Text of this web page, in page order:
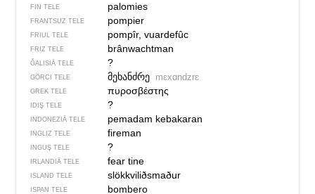
FIN TELE palomies
FRANTSUZ TELE pompier
FRIUL TELE pompîr, vuardefûc
FRIZ TELE brânwachtman
ĞALISIÄ TELE ?
GÖRCI TELE მეხანძრე mɛxɑndzrɛ
GREK TELE πυροσβέστης
IDIŞ TELE ?
INDONEZIÄ TELE pemadam kebakaran
INGLIZ TELE fireman
INGUŞ TELE ?
IRLANDIÄ TELE fear tine
ISLAND TELE slökkviliðsmaður
ISPAN TELE bombero